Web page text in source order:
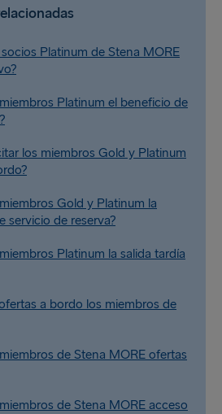
Platinum de Stena MORE
Platinum el beneficio de
los miembros Gold y Platinum
Gold y Platinum la
servicio de reserva?
Platinum la salida tardía
a bordo los miembros de
de Stena MORE ofertas
de Stena MORE acceso